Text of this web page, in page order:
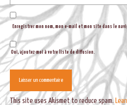
Enregistrer mon nom, mon e-mail et mon site dans le
Oui, ajoutez-moi à votre liste de diffusion.
This site uses Akismet to reduce spam.